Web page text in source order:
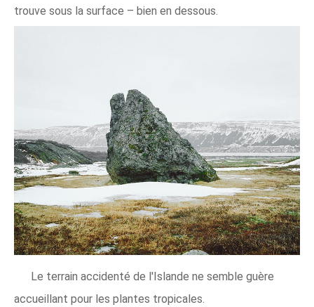
trouve sous la surface – bien en dessous.
Le terrain accidenté de l'Islande ne semble guère
accueillant pour les plantes tropicales.